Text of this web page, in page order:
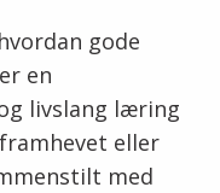
gode
en
livslang læring
eller
med